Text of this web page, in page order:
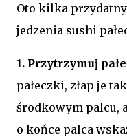
Oto kilka
jedzenia sushi
1. Przytrzymuj
pałeczki, złap je
środkowym palcu,
o końce palca